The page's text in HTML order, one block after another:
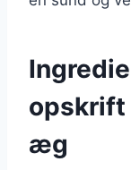
opskrift
æg